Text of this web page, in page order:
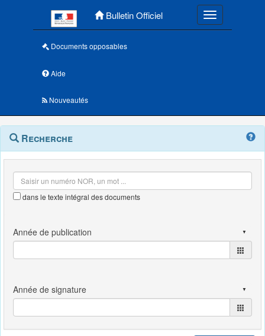
Bulletin Officiel Toggle
Documents opposables
Aide
Nouveautés
Navigation
outils
Menu
contextuel
Recherche
dans le texte intégral des documents